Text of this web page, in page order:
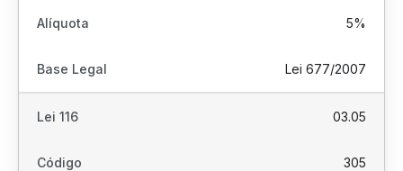
5%
Lei 677/2007
03.05
305